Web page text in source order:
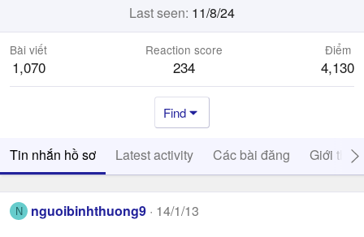
Last seen 11/8/24
Bài viết
1,070
Reaction score
234
Điểm
4,130
Find
Tin nhắn hồ sơ Latest activity Các bài đăng Giới thiệu
N nguoibinhthuong9 14/1/13